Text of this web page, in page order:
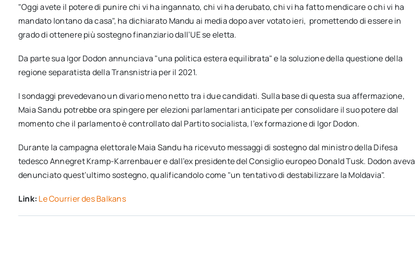
"Oggi avete il potere di punire chi vi ha ingannato, chi vi ha derubato, chi vi ha fatto mendicare o chi vi ha
mandato lontano da casa", ha dichiarato Mandu ai media dopo aver votato ieri, promettendo di essere in
grado di ottenere più sostegno finanziario dall’UE se eletta.
Da parte sua Igor Dodon annunciava "una politica estera equilibrata" e la soluzione della questione della
regione separatista della Transnistria per il 2021.
I sondaggi prevedevano un divario meno netto tra i due candidati. Sulla base di questa sua affermazione,
Maia Sandu potrebbe ora spingere per elezioni parlamentari anticipate per consolidare il suo potere dal
momento che il parlamento è controllato dal Partito socialista, l’ex formazione di Igor Dodon.
Durante la campagna elettorale Maia Sandu ha ricevuto messaggi di sostegno dal ministro della Difesa
tedesco Annegret Kramp-Karrenbauer e dall’ex presidente del Consiglio europeo Donald Tusk. Dodon aveva
denunciato quest’ultimo sostegno, qualificandolo come "un tentativo di destabilizzare la Moldavia".
Link: Le Courrier des Balkans